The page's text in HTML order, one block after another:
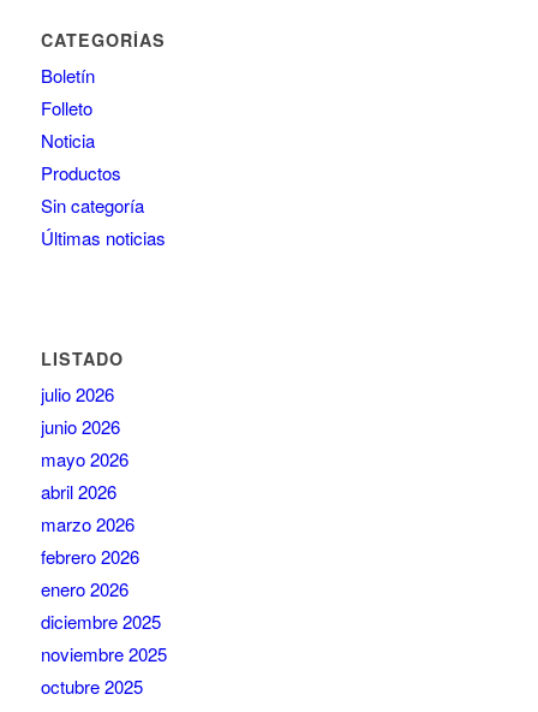
CATEGORÍAS
Boletín
Folleto
Noticia
Productos
Sin categoría
Últimas noticias
LISTADO
julio 2026
junio 2026
mayo 2026
abril 2026
marzo 2026
febrero 2026
enero 2026
diciembre 2025
noviembre 2025
octubre 2025